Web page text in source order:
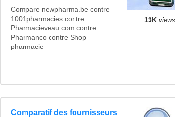
Compare newpharma.be contre
1001pharmacies contre
Pharmacieveau.com contre
Pharmanco contre Shop
pharmacie
13K views
Comparatif des fournisseurs